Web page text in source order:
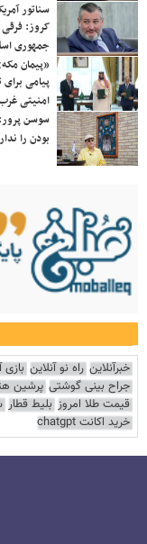
سناتور
کروز: فرقی
جمهوری
«پیمان
پیامی برای
امنیتی
سوسن
بودن را
خبرآنلاین راه نو آنلاین بازی
جراح بینی گوشتی پرشین
قیمت طلا امروز بلیط قطار
خرید اکانت chatgpt